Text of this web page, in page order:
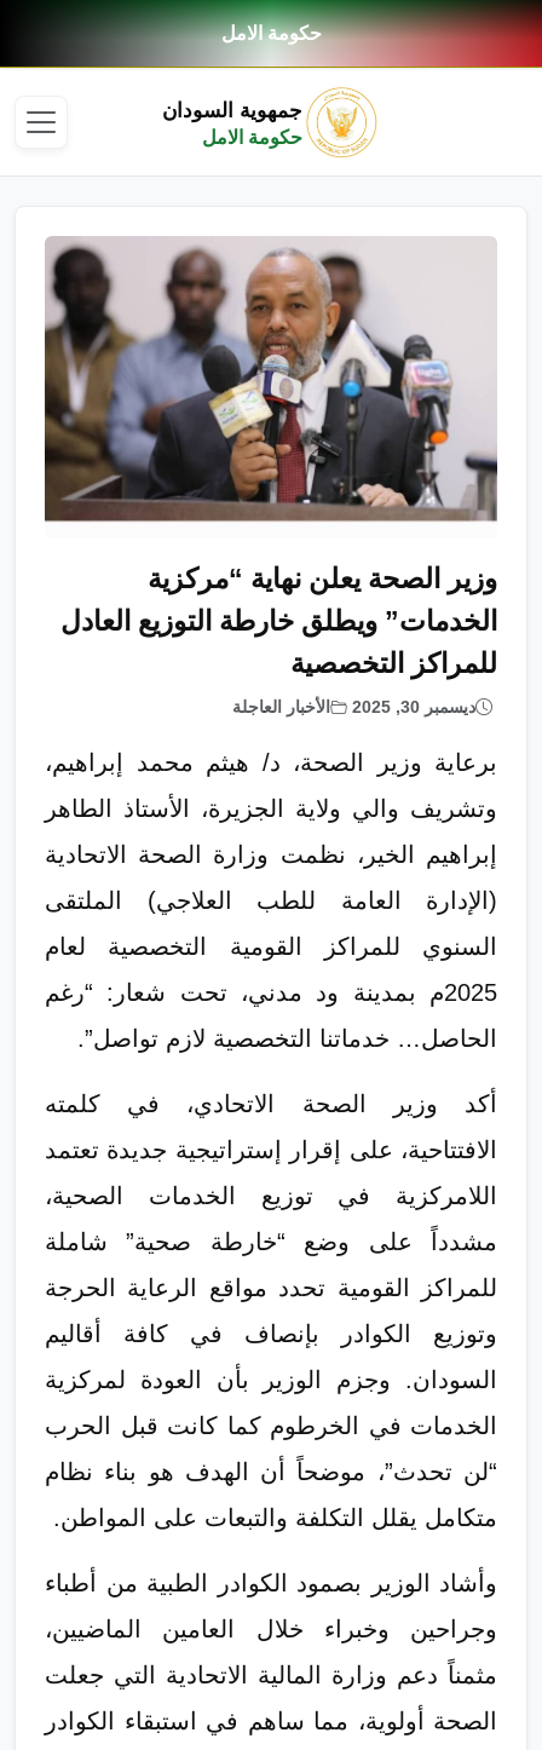
حكومة الامل
جمهوية السودان
حكومة الامل
وزير الصحة يعلن نهاية “مركزية
الخدمات” ويطلق خارطة التوزيع العادل
للمراكز التخصصية
ديسمبر 30, 2025 الأخبار العاجلة
​برعاية وزير الصحة، د/ هيثم محمد إبراهيم،
وتشريف والي ولاية الجزيرة، الأستاذ الطاهر
إبراهيم الخير، نظمت وزارة الصحة الاتحادية
(الإدارة العامة للطب العلاجي) الملتقى
السنوي للمراكز القومية التخصصية لعام
2025م بمدينة ود مدني، تحت شعار: “رغم
الحاصل… خدماتنا التخصصية لازم تواصل”.
​أكد وزير الصحة الاتحادي، في كلمته
الافتتاحية، على إقرار إستراتيجية جديدة تعتمد
اللامركزية في توزيع الخدمات الصحية،
مشدداً على وضع “خارطة صحية” شاملة
للمراكز القومية تحدد مواقع الرعاية الحرجة
وتوزيع الكوادر بإنصاف في كافة أقاليم
السودان. وجزم الوزير بأن العودة لمركزية
الخدمات في الخرطوم كما كانت قبل الحرب
“لن تحدث”، موضحاً أن الهدف هو بناء نظام
متكامل يقلل التكلفة والتبعات على المواطن.
​وأشاد الوزير بصمود الكوادر الطبية من أطباء
وجراحين وخبراء خلال العامين الماضيين،
مثمناً دعم وزارة المالية الاتحادية التي جعلت
الصحة أولوية، مما ساهم في استبقاء الكوادر